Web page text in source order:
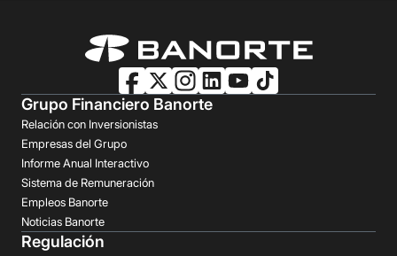
Grupo Financiero Banorte
Relación con Inversionistas
Empresas del Grupo
Informe Anual Interactivo
Sistema de Remuneración
Empleos Banorte
Noticias Banorte
Regulación